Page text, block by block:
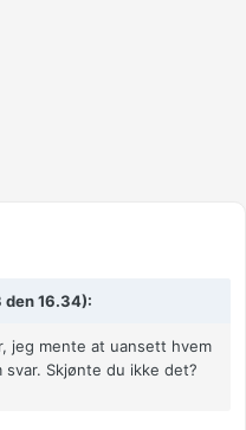
den 16.34):
jeg mente at uansett hvem
svar. Skjønte du ikke det?